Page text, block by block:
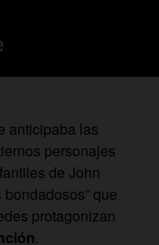
anticipaba las
personajes
de John
bondadosos” que
protagonizan
.